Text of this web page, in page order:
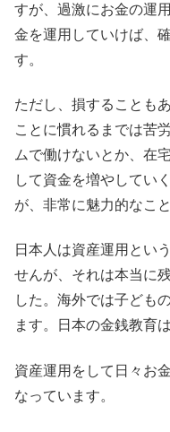
すが、過激にお金の運
金を運用していけば、
す。
ただし、損することも
ことに慣れるまでは苦
ムで働けないとか、在
して資金を増やしてい
が、非常に魅力的なこと
日本人は資産運用とい
せんが、それは本当に
した。海外では子ども
ます。日本の金銭教育
資産運用をして日々お
なっています。